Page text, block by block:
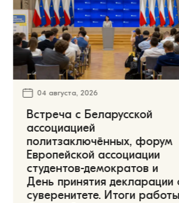
04 августа, 2026
Встреча с Беларусской
ассоциацией
политзаключённых, форум
Европейской ассоциации
студентов-демократов и
День принятия декларации
суверенитете. Итоги работы